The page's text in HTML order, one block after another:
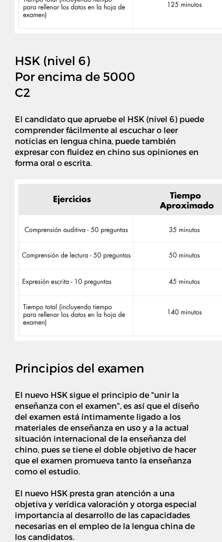
HSK (nivel 6)
Por encima de 5000
C2
El candidato que apruebe el HSK (nivel 6) puede
comprender fácilmente al escuchar o leer
noticias en lengua china, puede también
expresar con fluidez en chino sus opiniones en
forma oral o escrita.
Principios del examen
El nuevo HSK sigue el principio de "unir la
enseñanza con el examen", es así que el diseño
del examen está íntimamente ligado a los
materiales de enseñanza en uso y a la actual
situación internacional de la enseñanza del
chino, pues se tiene el doble objetivo de hacer
que el examen promueva tanto la enseñanza
como el estudio.
El nuevo HSK presta gran atención a una
objetiva y verídica valoración y otorga especial
importancia al desarrollo de las capacidades
necesarias en el empleo de la lengua china de
los candidatos.